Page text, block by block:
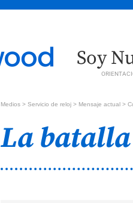
Soy
Medios > Servicio de reloj > Mensaje actual >
La batalla